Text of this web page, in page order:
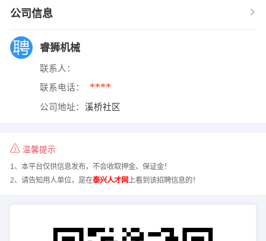
公司信息
睿狮机械
联系人：
联系电话： ****
公司地址： 溪桥社区
温馨提示
1、本平台仅供信息发布，不会收取押金、保证金！
2、请告知用人单位，是在泰兴人才网 上看到该招聘信息的！